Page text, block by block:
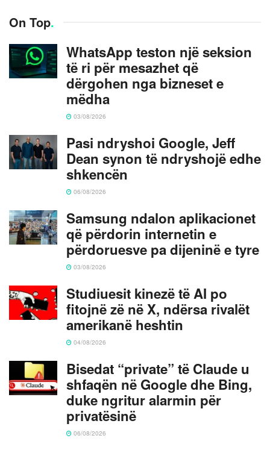
On Top.
WhatsApp teston një seksion
të ri për mesazhet që
dërgohen nga bizneset e
mëdha
03/08/2026
Pasi ndryshoi Google, Jeff
Dean synon të ndryshojë edhe
shkencën
06/08/2026
Samsung ndalon aplikacionet
që përdorin internetin e
përdoruesve pa dijeninë e tyre
03/08/2026
Studiuesit kinezë të AI po
fitojnë zë në X, ndërsa rivalët
amerikanë heshtin
04/08/2026
Bisedat “private” të Claude u
shfaqën në Google dhe Bing,
duke ngritur alarmin për
privatësinë
06/08/2026